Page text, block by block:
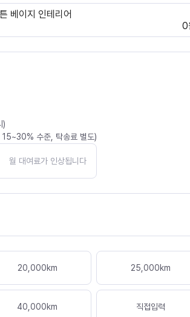
베이지 인테리어
0
)
15~30% 수준, 탁송료 별도)
월 대여료가 인상됩니다
20,000km 25,000km
40,000km 직접입력